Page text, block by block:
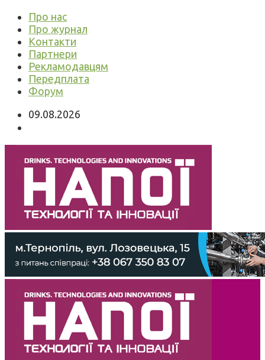
Про нас
Про журнал
Контакти
Партнери
Рекламодавцям
Передплата
Форум
09.08.2026